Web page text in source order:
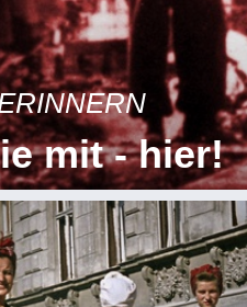
mit - hier!